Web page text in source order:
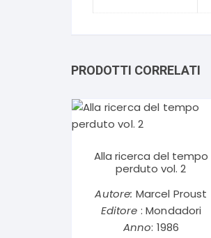
PRODOTTI CORRELATI
Alla ricerca del tempo
perduto vol. 2
Autore: Marcel Proust
Editore : Mondadori
Anno: 1986